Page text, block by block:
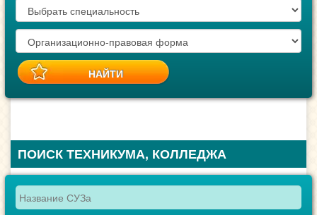
ПОИСК ТЕХНИКУМА, КОЛЛЕДЖА